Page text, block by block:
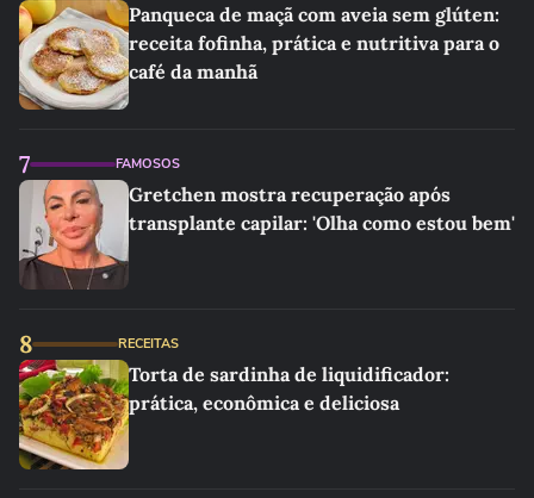
Panqueca de maçã com aveia sem glúten:
receita fofinha, prática e nutritiva para o
café da manhã
7 FAMOSOS
Gretchen mostra recuperação após
transplante capilar: 'Olha como estou bem'
8 RECEITAS
Torta de sardinha de liquidificador:
prática, econômica e deliciosa